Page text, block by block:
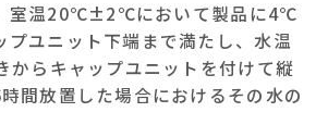
室温20℃±2℃において製品に4℃
プユニット下端まで満たし、水温
らキャップユニットを付けて縦
間放置した場合におけるその水の